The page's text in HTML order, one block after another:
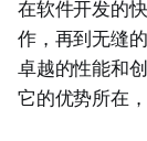
在软件开发的
作，再到无缝
卓越的性能和
它的优势所在